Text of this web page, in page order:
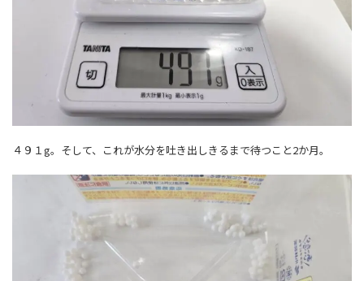
４９１g。そして、これが水分を吐き出しきるまで待つこと2か月。